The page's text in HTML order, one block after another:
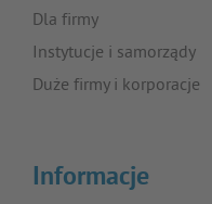
Dla firmy
Instytucje i samorządy
Duże firmy i korporacje
Informacje